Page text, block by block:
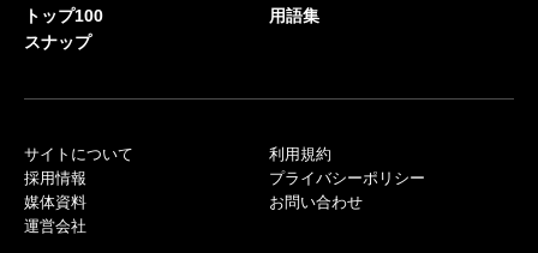
トップ100
スナップ
用語集
サイトについて
採用情報
媒体資料
運営会社
利用規約
プライバシーポリシー
お問い合わせ